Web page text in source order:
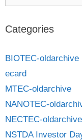
Categories
BIOTEC-oldarchive
ecard
MTEC-oldarchive
NANOTEC-
NECTEC-oldarchive
NSTDA Investor